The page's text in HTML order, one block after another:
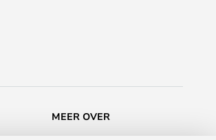
MEER OVER